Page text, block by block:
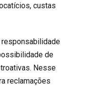
custas
de
Nesse
reclamações